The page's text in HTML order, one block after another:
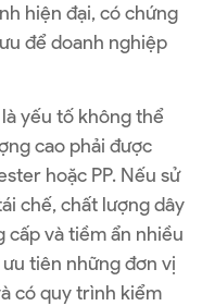
hiện đại, có chứng
để doanh nghiệp
yếu tố không thể
cao phải được
hoặc PP. Nếu sử
chế, chất lượng dây
cấp và tiềm ẩn nhiều
tiên những đơn vị
có quy trình kiểm